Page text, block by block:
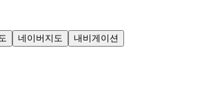
네이버지도 내비게이션